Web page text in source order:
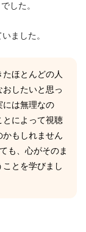
した。
ました。
ほとんどの人
したいと思っ
には無理なの
とによって視聴
もしれません
も、心がそのま
ことを学びまし